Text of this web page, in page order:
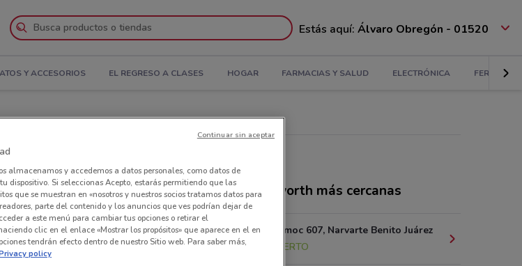
Estás aquí: Álvaro Obregón - 01520
Y ACCESORIOS EL REGRESO A CLASES HOGAR FARMACIAS Y SALUD ELECTRÓNICA
cerca de ti
Tiendas Woolworth más cercanas
Av. Cuauhtémoc 607, Narvarte Benito Juárez
1.6 km
ABIERTO
almacenamos y accedemos a datos personales, como datos de
dispositivo. Si seleccionas Acepto, estarás permitiendo que las
que se muestran en «nosotros y nuestros socios tratamos datos para
parte del contenido y los anuncios que ves podrían dejar de
a este menú para cambiar tus opciones o retirar el
clic en el enlace «Mostrar los propósitos» que aparece en el en
tendrán efecto dentro de nuestro Sitio web. Para saber más,
policy
Continuar sin aceptar